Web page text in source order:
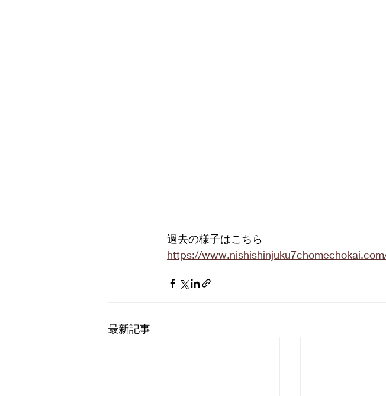
過去の様子はこちら
https://
最新記事